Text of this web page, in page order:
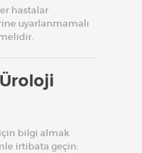
hastalar
uyarlanmamalı
bilgi almak
irtibata geçin: